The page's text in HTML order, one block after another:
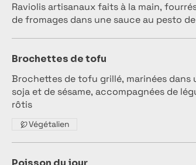
Raviolis artisanaux faits à la main,
de fromages dans une sauce au pesto
Brochettes de tofu
Brochettes de tofu grillé, marinées dans
soja et de sésame, accompagnées de
rôtis
Végétalien